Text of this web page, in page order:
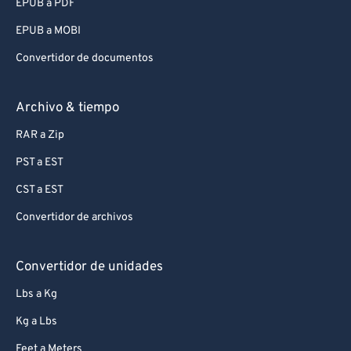
EPUB a PDF
EPUB a MOBI
Convertidor de documentos
Archivo & tiempo
RAR a Zip
PST a EST
CST a EST
Convertidor de archivos
Convertidor de unidades
Lbs a Kg
Kg a Lbs